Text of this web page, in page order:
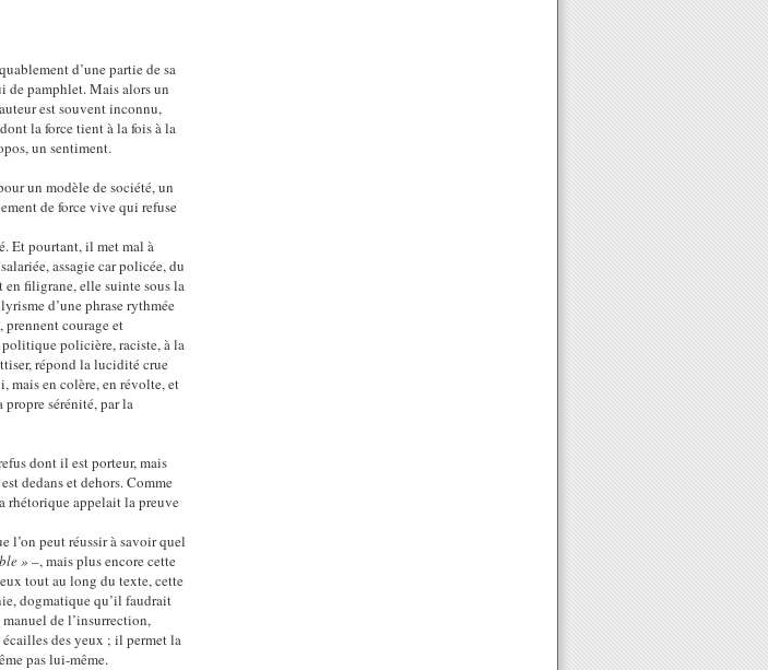
d’une partie de sa
de pamphlet. Mais alors un
est souvent inconnu,
la force tient à la fois à la
un sentiment.
un modèle de société, un
de force vive qui refuse
Et pourtant, il met mal à
assagie car policée, du
filigrane, elle suinte sous la
d’une phrase rythmée
courage et
policière, raciste, à la
répond la lucidité crue
mais en colère, en révolte, et
sérénité, par la
dont il est porteur, mais
dedans et dehors. Comme
rhétorique appelait la preuve
l’on peut réussir à savoir quel
» –, mais plus encore cette
tout au long du texte, cette
dogmatique qu’il faudrait
de l’insurrection,
des yeux ; il permet la
pas lui-même.